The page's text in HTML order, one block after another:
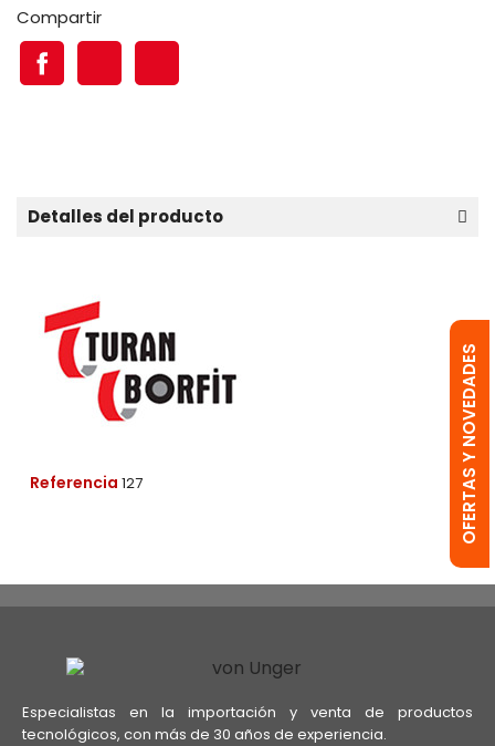
Compartir
Detalles del producto
Referencia 127
Especialistas en la importación y venta de productos
tecnológicos, con más de 30 años de experiencia.
OFERTAS Y NOVEDADES